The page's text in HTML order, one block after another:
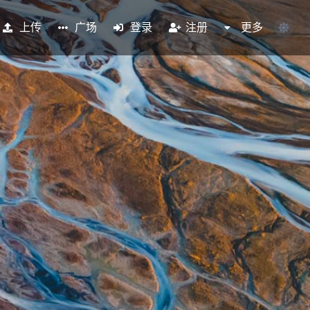
上传 广场 登录 注册 更多